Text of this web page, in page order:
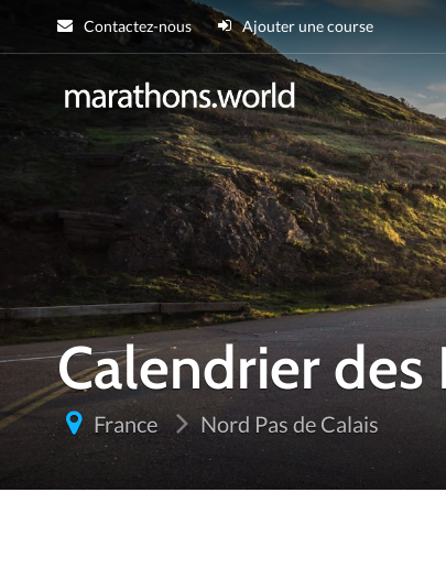
Contactez-nous Ajouter une course
Calendrier
France Nord Pas de Calais